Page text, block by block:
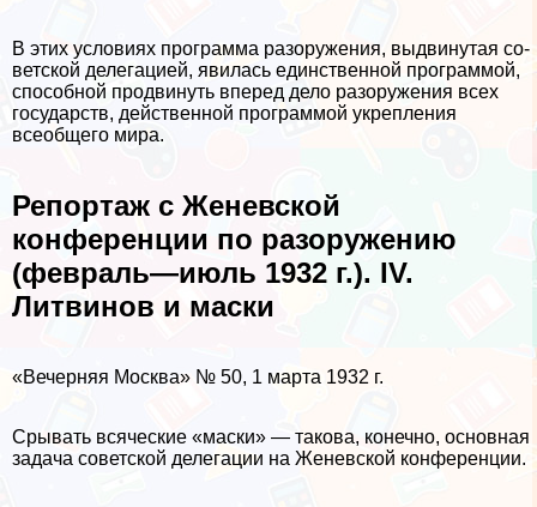
В этих условиях программа разоружения, выдвинутая со­
ветской делегацией, явилась единственной программой,
способ­ной продвинуть вперед дело разоружения всех
государств, дей­ственной программой укрепления
всеобщего мира.
Репортаж с Женевской
конференции по разоружению
(февраль—июль 1932 г.). IV.
Литвинов и маски
«Вечерняя Москва» № 50, 1 марта 1932 г.
Срывать всяческие «маски» — такова, конечно, основная
задача советской делегации на Женевской конференции.